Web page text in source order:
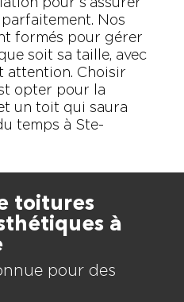
Nos
formés pour gérer
soit sa taille, avec
attention. Choisir
opter pour la
un toit qui saura
temps à Ste-
toitures
à
pour des